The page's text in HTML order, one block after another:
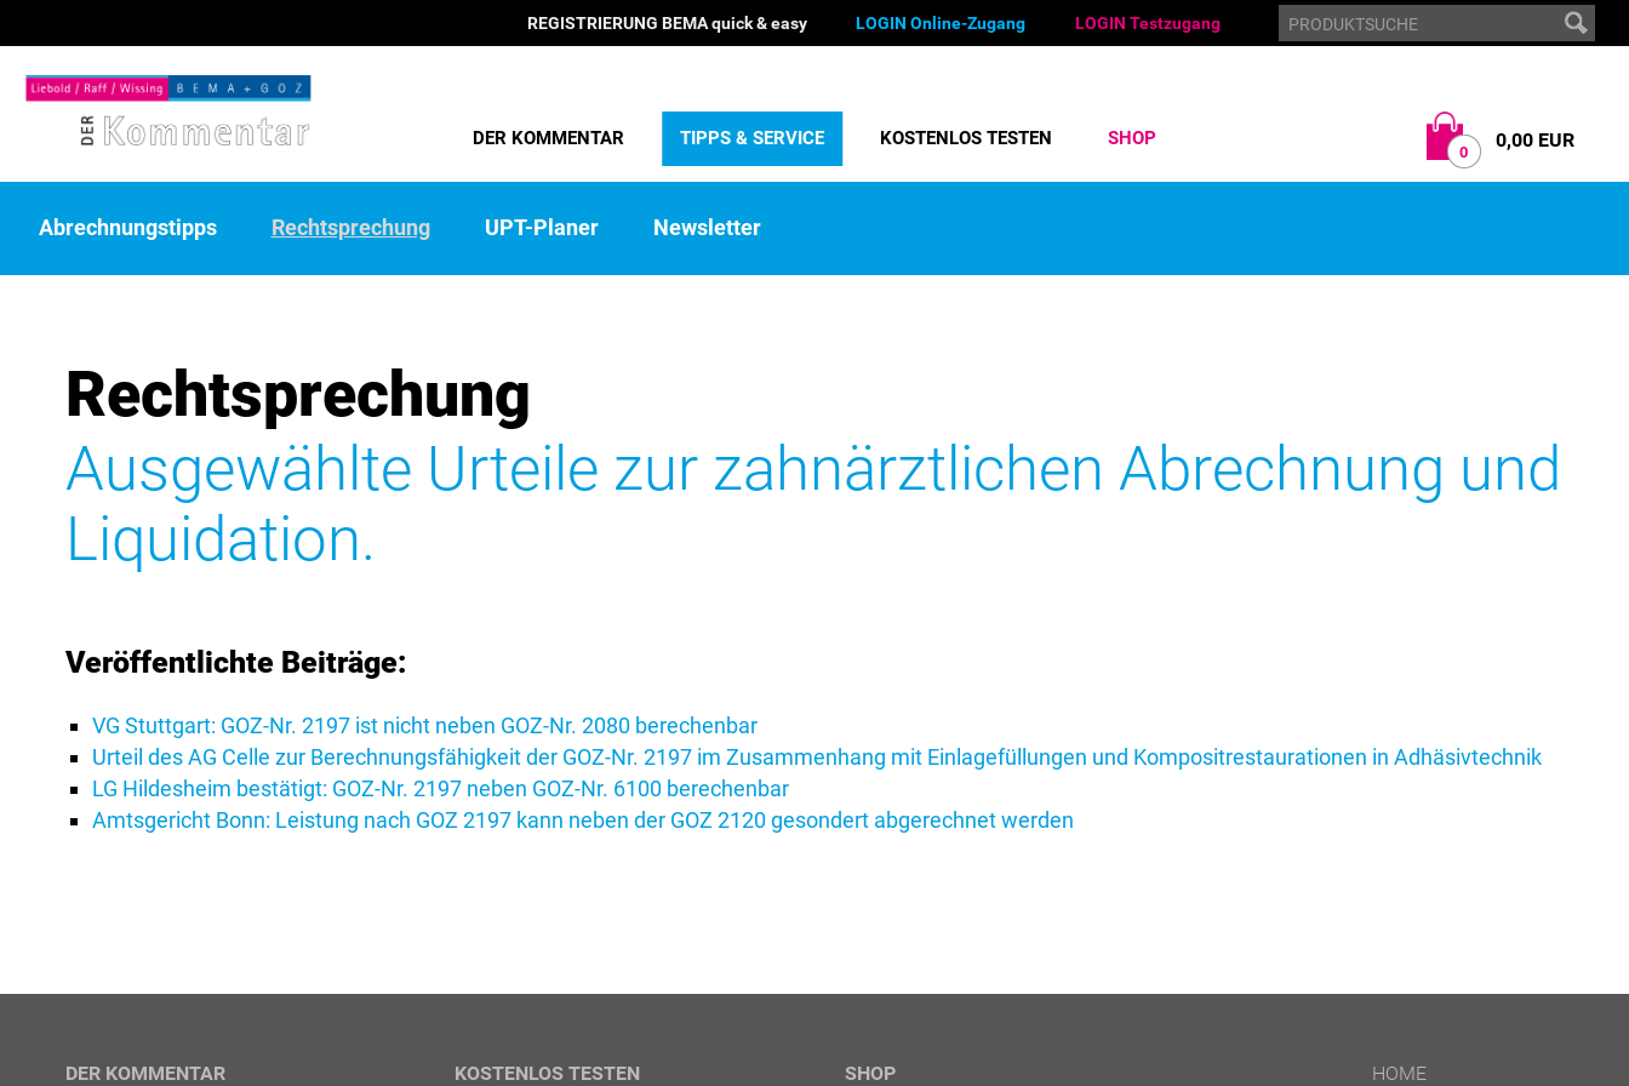
REGISTRIERUNG BEMA quick & easy LOGIN Online-Zugang LOGIN Testzugang
DER KOMMENTAR TIPPS & SERVICE KOSTENLOS TESTEN SHOP
0 0,00 EUR
Abrechnungstipps Rechtsprechung UPT-Planer Newsletter
Rechtsprechung
Ausgewählte Urteile zur zahnärztlichen Abrechnung und
Liquidation.
Veröffentlichte Beiträge:
VG Stuttgart: GOZ-Nr. 2197 ist nicht neben GOZ-Nr. 2080 berechenbar
Urteil des AG Celle zur Berechnungsfähigkeit der GOZ-Nr. 2197 im Zusammenhang mit Einlagefüllungen und Kompositrestaurationen in Adhäsivtechnik
LG Hildesheim bestätigt: GOZ-Nr. 2197 neben GOZ-Nr. 6100 berechenbar
Amtsgericht Bonn: Leistung nach GOZ 2197 kann neben der GOZ 2120 gesondert abgerechnet werden
DER KOMMENTAR
KOSTENLOS TESTEN
SHOP
HOME